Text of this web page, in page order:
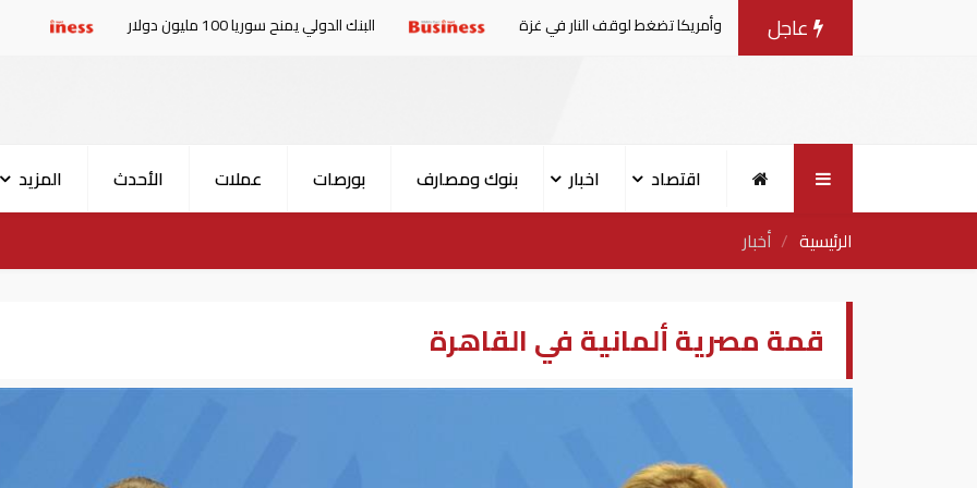
عاجل
المفاوضات مع إسرائيل.. وأمريكا تضغط لوقف النار في غزة البنك الدولي يمنح سوريا 100 مليون دولار الإمارات
اقتصاد اخبار بنوك ومصارف بورصات عملات الأحدث المزيد
الرئيسية
أخبار
قمة مصرية ألمانية في القاهرة